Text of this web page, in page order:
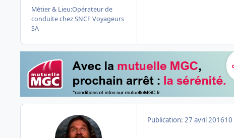
Métier & Lieu:Opérateur de
conduite chez SNCF Voyageurs
SA
Publication: 27 avril 201610